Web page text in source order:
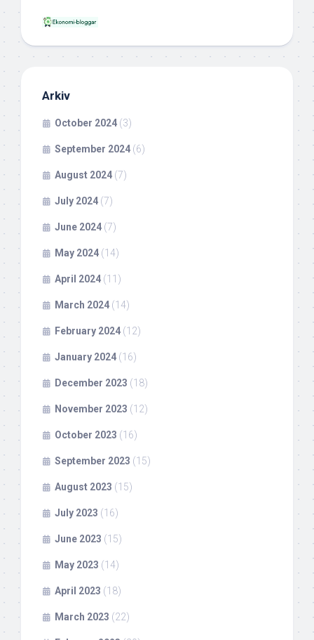
Arkiv
October 2024 (3)
September 2024 (6)
August 2024 (7)
July 2024 (7)
June 2024 (7)
May 2024 (14)
April 2024 (11)
March 2024 (14)
February 2024 (12)
January 2024 (16)
December 2023 (18)
November 2023 (12)
October 2023 (16)
September 2023 (15)
August 2023 (15)
July 2023 (16)
June 2023 (15)
May 2023 (14)
April 2023 (18)
March 2023 (22)